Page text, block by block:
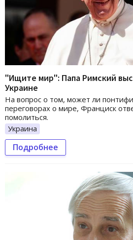
"Ищите мир": Папа Римский
Украине
На вопрос о том, может ли
переговорах о мире, Франциск
помолиться.
Украина
Подробнее